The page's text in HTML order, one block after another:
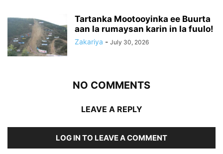
Tartanka Mootooyinka ee Buurta
aan la rumaysan karin in la fuulo!
Zakariya - July 30, 2026
NO COMMENTS
LEAVE A REPLY
LOG IN TO LEAVE A COMMENT